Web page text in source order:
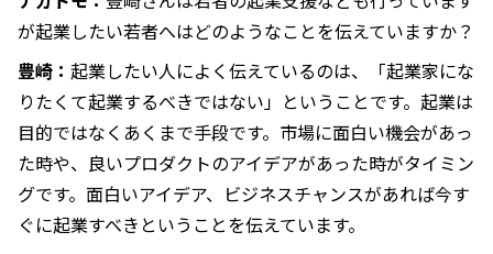
が起業したい若者へはどのようなことを伝えていますか？
豊崎： 起業したい人によく伝えているのは、「起業家にな
りたくて起業するべきではない」ということです。起業は
目的ではなくあくまで手段です。市場に面白い機会があっ
た時や、良いプロダクトのアイデアがあった時がタイミン
グです。面白いアイデア、ビジネスチャンスがあれば今す
ぐに起業すべきということを伝えています。